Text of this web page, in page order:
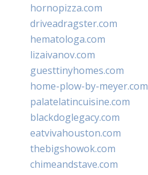
hornopizza.com
driveadragster.com
hematologa.com
lizaivanov.com
guesttinyhomes.com
home-plow-by-meyer.com
palatelatincuisine.com
blackdoglegacy.com
eatvivahouston.com
thebigshowok.com
chimeandstave.com